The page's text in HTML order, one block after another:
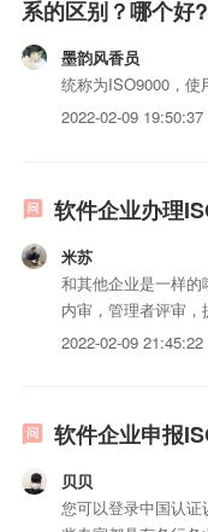
系的区别？哪个好?
墨韵风香员
统称为ISO9000，使
2022-02-09 19:50:37
软件企业办理
米苏
和其他企业是一样的
内审，管理者评审
符合项的判定，整改
2022-02-09 21:45:22
软件企业申报
贝贝
您可以登录中国认